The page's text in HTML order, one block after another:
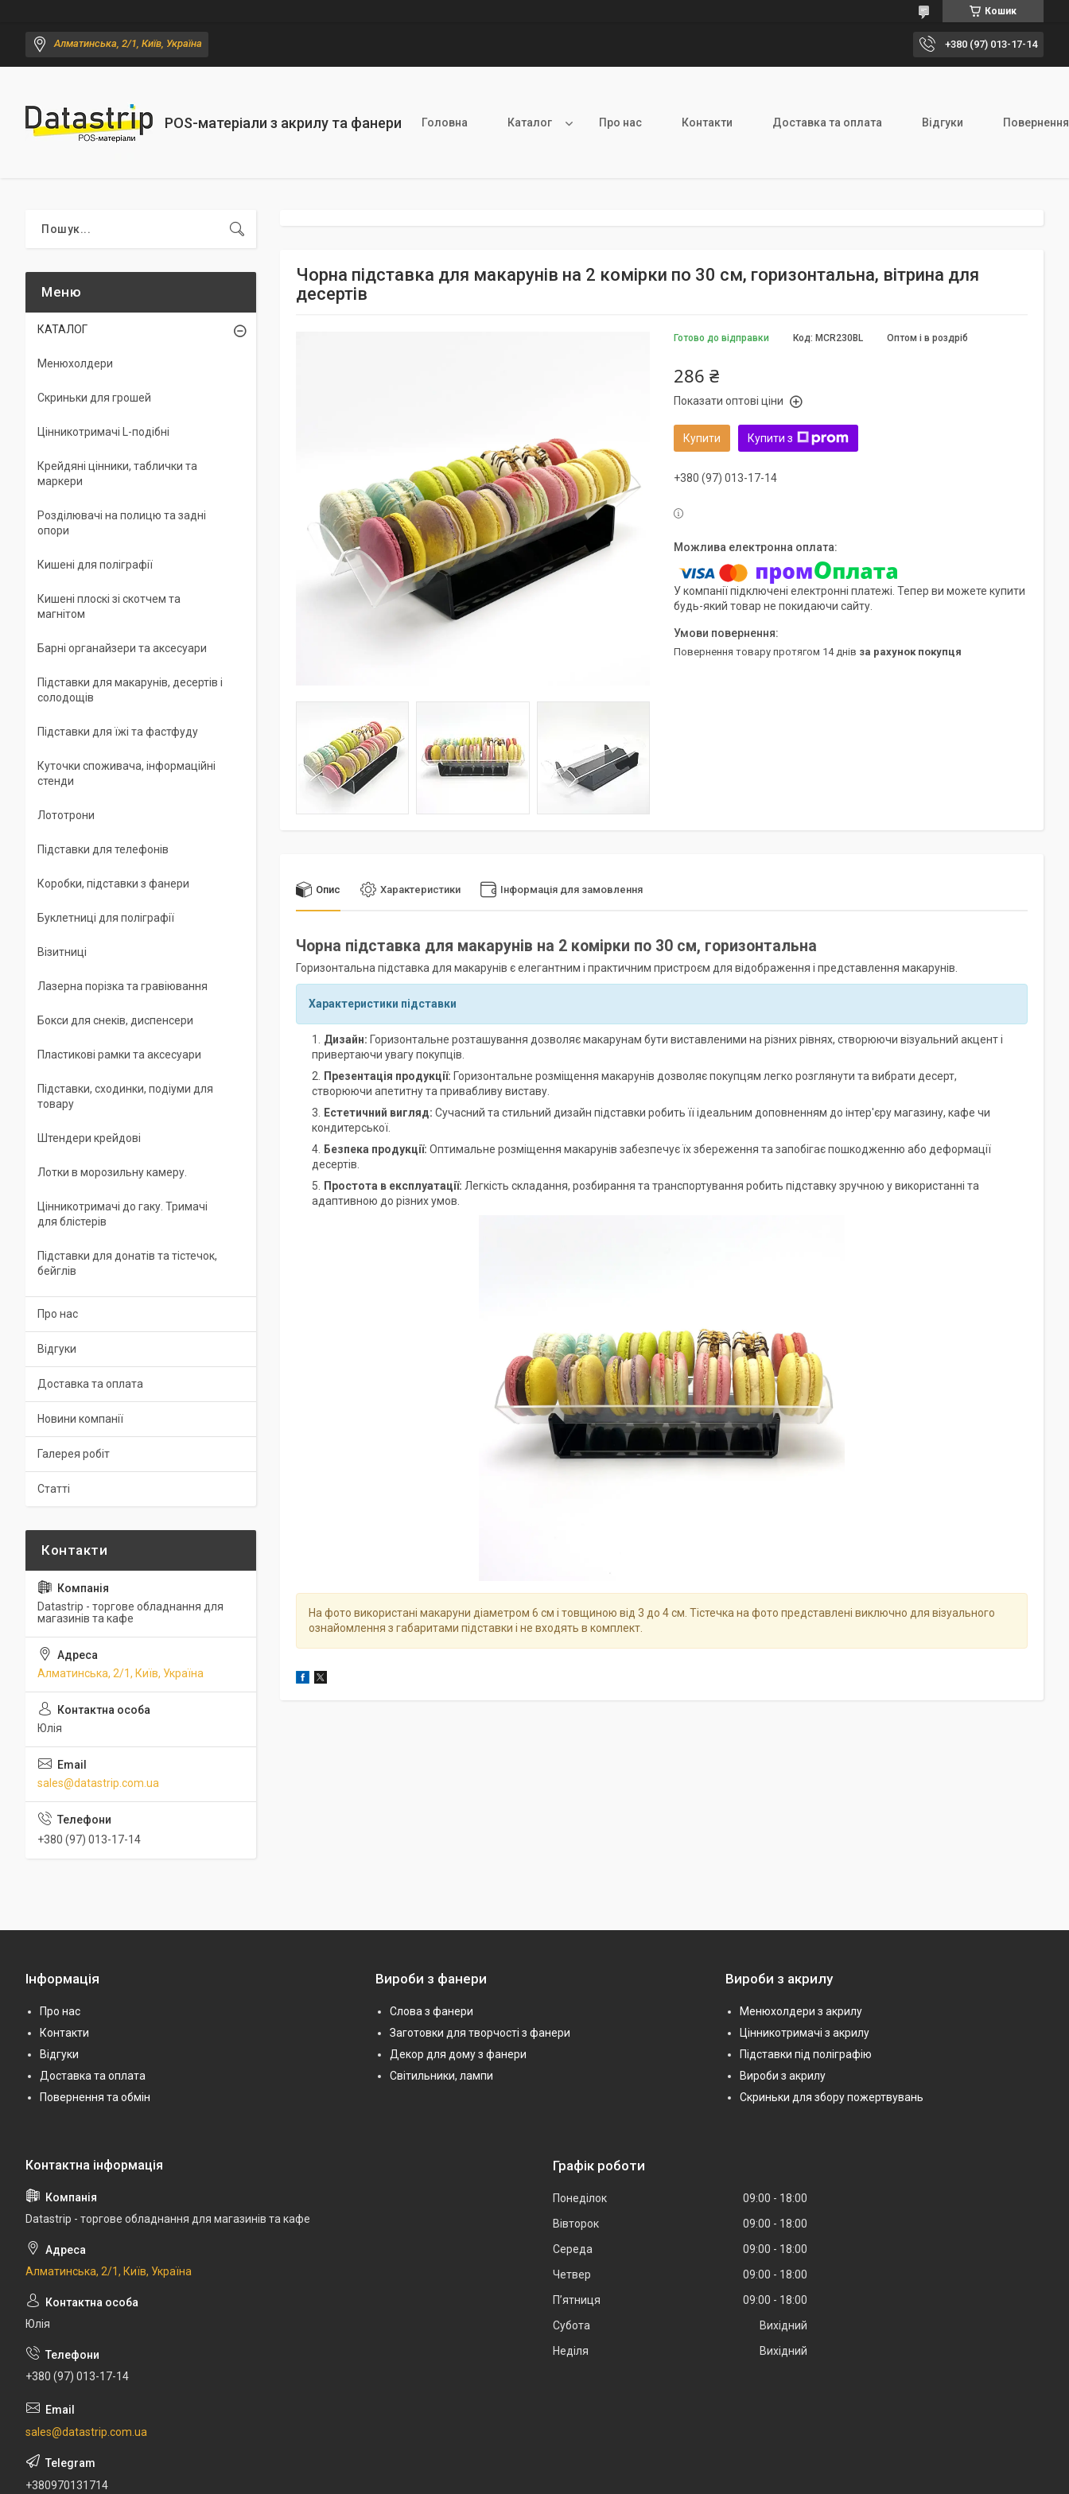
Кошик
Алматинська, 2/1, Київ, Україна +380 (97) 013-17-14
POS-матеріали з акрилу та фанери Головна Каталог Про нас Контакти Доставка та оплата Відгуки
Чорна підставка для макарунів на 2 комірки по 30 см, горизонтальна, вітрина для
десертів
Готово до відправки Оптом і в роздріб
Код: MCR230BL
286 ₴
Показати оптові ціни
Купити Купити з
+380 (97) 013-17-14
У компанії підключені електронні платежі. Тепер ви можете купити
будь-який товар не покидаючи сайту.
повернення товару протягом 14 днів за рахунок покупця
Опис Характеристики Інформація для замовлення
Чорна підставка для макарунів на 2 комірки по 30 см, горизонтальна
Горизонтальна підставка для макарунів є елегантним і практичним пристроєм для відображення і представлення макарунів.
Характеристики підставки
Дизайн: Горизонтальне розташування дозволяє макарунам бути виставленими на різних рівнях, створюючи візуальний акцент і
привертаючи увагу покупців.
Презентація продукції: Горизонтальне розміщення макарунів дозволяє покупцям легко розглянути та вибрати десерт,
створюючи апетитну та привабливу виставу.
Естетичний вигляд: Сучасний та стильний дизайн підставки робить її ідеальним доповненням до інтер'єру магазину, кафе чи
кондитерської.
Безпека продукції: Оптимальне розміщення макарунів забезпечує їх збереження та запобігає пошкодженню або деформації
десертів.
Простота в експлуатації: Легкість складання, розбирання та транспортування робить підставку зручною у використанні та
адаптивною до різних умов.
На фото використані макаруни діаметром 6 см і товщиною від 3 до 4 см. Тістечка на фото представлені виключно для візуального
ознайомлення з габаритами підставки і не входять в комплект.
КАТАЛОГ
Менюхолдери
Скриньки для грошей
Цінникотримачі L-подібні
Крейдяні цінники, таблички та
маркери
Розділювачі на полицю та задні
опори
Кишені для поліграфії
Кишені плоскі зі скотчем та
магнітом
Барні органайзери та аксесуари
Підставки для макарунів, десертів і
солодощів
Підставки для їжі та фастфуду
Куточки споживача, інформаційні
стенди
Лототрони
Підставки для телефонів
Коробки, підставки з фанери
Буклетниці для поліграфії
Візитниці
Лазерна порізка та гравіювання
Бокси для снеків, диспенсери
Пластикові рамки та аксесуари
Підставки, сходинки, подіуми для
товару
Штендери крейдові
Лотки в морозильну камеру.
Цінникотримачі до гаку. Тримачі
для блістерів
Підставки для донатів та тістечок,
бейглів
Про нас
Відгуки
Доставка та оплата
Новини компанії
Галерея робіт
Статті
Datastrip - торгове обладнання для
магазинів та кафе
Алматинська, 2/1, Київ, Україна
Юлія
sales@datastrip.com.ua
+380 (97) 013-17-14
Інформація
Про нас
Контакти
Відгуки
Доставка та оплата
Повернення та обмін
Вироби з фанери
Слова з фанери
Заготовки для творчості з фанери
Декор для дому з фанери
Світильники, лампи
Вироби з акрилу
Менюхолдери з акрилу
Цінникотримачі з акрилу
Підставки під поліграфію
Вироби з акрилу
Скриньки для збору пожертвувань
Datastrip - торгове обладнання для магазинів та кафе
Алматинська, 2/1, Київ, Україна
Юлія
+380 (97) 013-17-14
sales@datastrip.com.ua
+380970131714
Графік роботи
Понеділок 09:00
18:00
Вівторок
09:00
18:00
Середа
09:00
18:00
Четвер
09:00
18:00
Пʼятниця
09:00
18:00
Субота
Вихідний
Неділя
Вихідний